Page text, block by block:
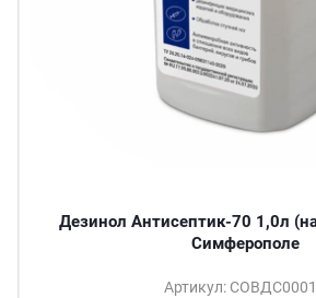
Дезинол Антисептик-70 1,0л
Симферополе
Артикул: